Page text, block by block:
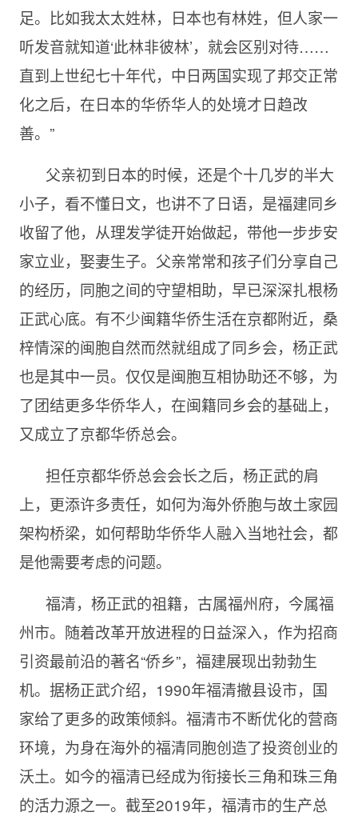
足。比如我太太姓林，日本也有林姓，但人家一
听发音就知道‘此林非彼林’，就会区别对待……
直到上世纪七十年代，中日两国实现了邦交正常
化之后，在日本的华侨华人的处境才日趋改
善。”
父亲初到日本的时候，还是个十几岁的半大
小子，看不懂日文，也讲不了日语，是福建同乡
收留了他，从理发学徒开始做起，带他一步步安
家立业，娶妻生子。父亲常常和孩子们分享自己
的经历，同胞之间的守望相助，早已深深扎根杨
正武心底。有不少闽籍华侨生活在京都附近，桑
梓情深的闽胞自然而然就组成了同乡会，杨正武
也是其中一员。仅仅是闽胞互相协助还不够，为
了团结更多华侨华人，在闽籍同乡会的基础上，
又成立了京都华侨总会。
担任京都华侨总会会长之后，杨正武的肩
上，更添许多责任，如何为海外侨胞与故土家园
架构桥梁，如何帮助华侨华人融入当地社会，都
是他需要考虑的问题。
福清，杨正武的祖籍，古属福州府，今属福
州市。随着改革开放进程的日益深入，作为招商
引资最前沿的著名“侨乡”，福建展现出勃勃生
机。据杨正武介绍，1990年福清撤县设市，国
家给了更多的政策倾斜。福清市不断优化的营商
环境，为身在海外的福清同胞创造了投资创业的
沃土。如今的福清已经成为衔接长三角和珠三角
的活力源之一。截至2019年，福清市的生产总